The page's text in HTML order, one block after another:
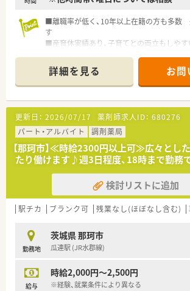
■離職率が低く、10年以上在籍の方も多数
す
■産育休実績あり、子育てとの両立もしや
詳細を見る お問
更新日： 2026/07/17 薬剤師求人ID： 680276
パート・アルバイト
調剤薬局
【那珂市】≪時給2300円以上可≫広々とし
たり働けます♪週3日程度、18時まで勤務
検討リストに追加
駅チカ ブランク可 残業なし(ほぼなし含む)
勤務地
茨城県 那珂市
瓜連駅 (JR水郡線)
給与
時給2,000円～2,500円
※経験、就業条件により異なる